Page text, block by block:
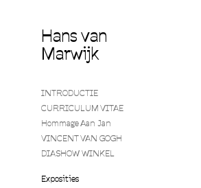
Hans van
Marwijk
INTRODUCTIE
CURRICULUM VITAE
Hommage Aan Jan
VINCENT VAN GOGH
DIASHOW WINKEL
Exposities